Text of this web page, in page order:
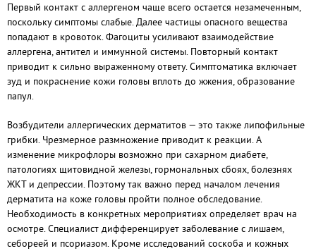
Первый контакт с аллергеном чаще всего остается незамеченным,
поскольку симптомы слабые. Далее частицы опасного вещества
попадают в кровоток. Фагоциты усиливают взаимодействие
аллергена, антител и иммунной системы. Повторный контакт
приводит к сильно выраженному ответу. Симптоматика включает
зуд и покраснение кожи головы вплоть до жжения, образование
папул.
Возбудители аллергических дерматитов — это также липофильные
грибки. Чрезмерное размножение приводит к реакции. А
изменение микрофлоры возможно при сахарном диабете,
патологиях щитовидной железы, гормональных сбоях, болезнях
ЖКТ и депрессии. Поэтому так важно перед началом лечения
дерматита на коже головы пройти полное обследование.
Необходимость в конкретных мероприятиях определяет врач на
осмотре. Специалист дифференцирует заболевание с лишаем,
себореей и псориазом. Кроме исследований соскоба и кожных